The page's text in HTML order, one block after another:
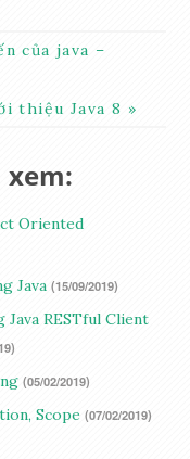
của java –
thiệu Java 8
xem:
Oriented
Java (15/09/2019)
RESTful Client
(05/02/2019)
Scope (07/02/2019)